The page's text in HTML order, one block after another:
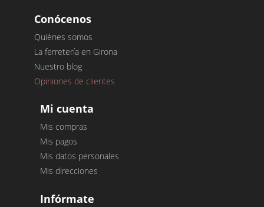
Conócenos
Quiénes somos
La ferretería en Girona
Nuestro blog
Opiniones de clientes
Mi cuenta
Mis compras
Mis pagos
Mis datos personales
Mis direcciones
Infórmate